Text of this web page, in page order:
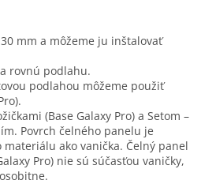
mm a môžeme ju inštalovať
rovnú podlahu.
podlahou môžeme použiť
(Base Galaxy Pro) a Setom –
Povrch čelného panelu je
ako vanička. Čelný panel
Pro) nie sú súčasťou vaničky,